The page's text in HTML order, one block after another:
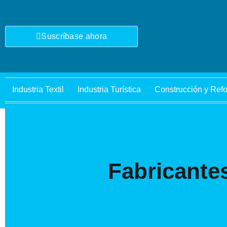
contenido
Suscríbase ahora
Industria Textil Industria Turística Construcción y